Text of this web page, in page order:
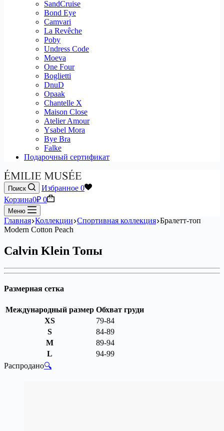
SandCruise
Bond Eye
Camvari
La Revêche
Poby
Undress Code
Moeva
One Four
Boglietti
DnuD
Opaak
Chantelle X
Maison Close
Atelier Amour
Ysabel Mora
Bye Bra
Falke
Подарочный сертификат
Поиск Избранное 0
Корзина0₽ 0
Меню
Главная Коллекции Спортивная коллекция Бралетт-топ
Modern Cotton Peach
Calvin Klein Топы
Размерная сетка
Международный размер Обхват груди
XS
79-84
S
84-89
M
89-94
L
94-99
Распродано🔍